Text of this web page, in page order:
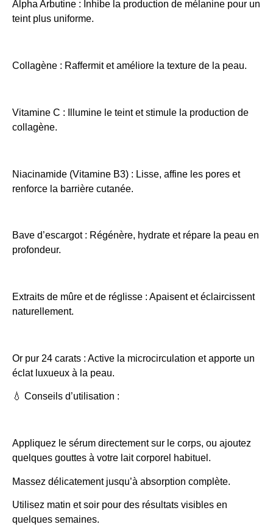
Alpha Arbutine : Inhibe la production de mélanine pour un
teint plus uniforme.
Collagène : Raffermit et améliore la texture de la peau.
Vitamine C : Illumine le teint et stimule la production de
collagène.
Niacinamide (Vitamine B3) : Lisse, affine les pores et
renforce la barrière cutanée.
Bave d’escargot : Régénère, hydrate et répare la peau en
profondeur.
Extraits de mûre et de réglisse : Apaisent et éclaircissent
naturellement.
Or pur 24 carats : Active la microcirculation et apporte un
éclat luxueux à la peau.
💧 Conseils d’utilisation :
Appliquez le sérum directement sur le corps, ou ajoutez
quelques gouttes à votre lait corporel habituel.
Massez délicatement jusqu’à absorption complète.
Utilisez matin et soir pour des résultats visibles en
quelques semaines.